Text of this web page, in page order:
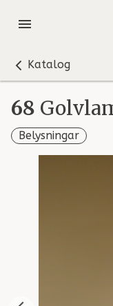
Katalog
68
Belysningar